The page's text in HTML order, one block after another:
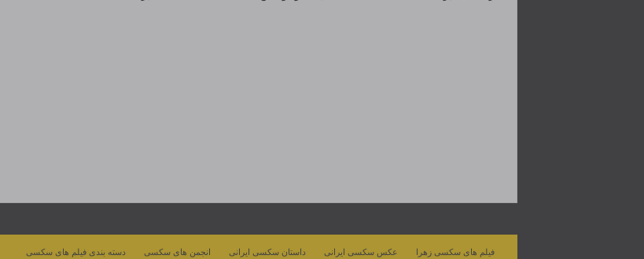
دسته بندی فیلم های سکسی انجمن های سکسی داستان سکسی ایرانی عکس سکسی ایرانی فیلم های سکسی زهرا